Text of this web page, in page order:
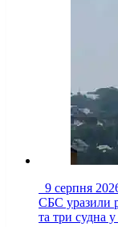
9 серпня
СБС уразили
та три судна